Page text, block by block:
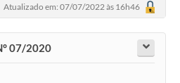
Atualizado em: 07/07/2022 às 16h46
07/2020